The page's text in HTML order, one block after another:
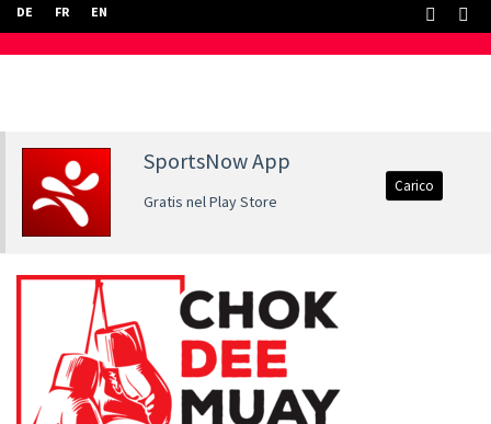
DE FR EN
SportsNow App
Gratis nel Play Store
Carico